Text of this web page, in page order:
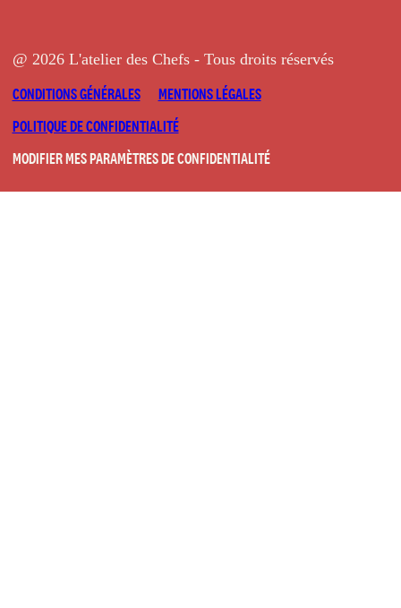
@ 2026 L'atelier des Chefs - Tous droits réservés
CONDITIONS GÉNÉRALES
MENTIONS LÉGALES
POLITIQUE DE CONFIDENTIALITÉ
MODIFIER MES PARAMÈTRES DE CONFIDENTIALITÉ